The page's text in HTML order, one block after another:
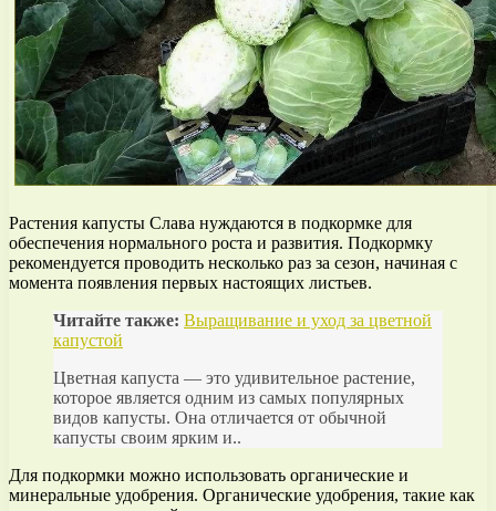
Растения капусты Слава нуждаются в подкормке для
обеспечения нормального роста и развития. Подкормку
рекомендуется проводить несколько раз за сезон, начиная с
момента появления первых настоящих листьев.
Читайте также: Выращивание и уход за цветной
капустой
Цветная капуста — это удивительное растение,
которое является одним из самых популярных
видов капусты. Она отличается от обычной
капусты своим ярким и..
Для подкормки можно использовать органические и
минеральные удобрения. Органические удобрения, такие как